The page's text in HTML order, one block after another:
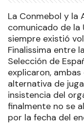
La Conmebol y la
comunicado de la
siempre existió
Finalissima entre
Selección de
explicaron,
alternativa de
insistencia del
finalmente no se
por la fecha del